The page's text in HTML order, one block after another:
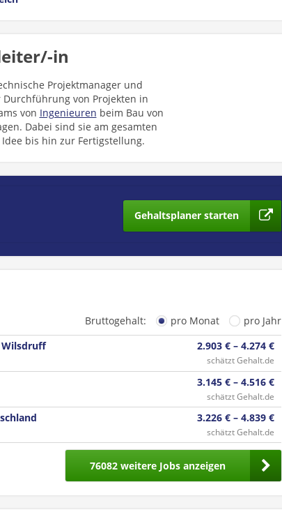
in
Projektmanager und
von Projekten in
von Ingenieuren beim Bau von
Dabei sind sie am gesamten
bis hin zur Fertigstellung.
Gehaltsplaner starten
Bruttogehalt: pro Monat pro Jahr
Wilsdruff
2.903 € – 4.274 €
schätzt Gehalt.de
3.145 € – 4.516 €
schätzt Gehalt.de
3.226 € – 4.839 €
schätzt Gehalt.de
76082 weitere Jobs anzeigen